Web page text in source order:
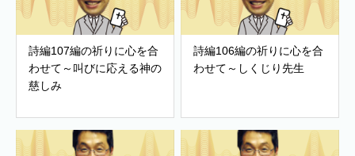
詩編107編の祈りに心を合
わせて～叫びに応える神の
慈しみ
詩編106編の祈りに心を合
わせて～しくじり先生